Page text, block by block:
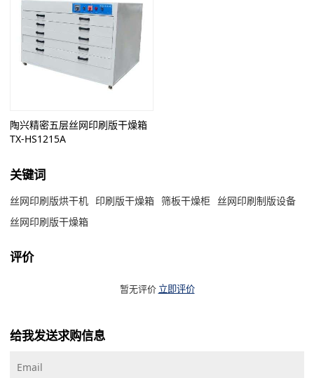
陶兴精密五层丝网印刷版干燥箱
TX-HS1215A
关键词
丝网印刷版烘干机 印刷版干燥箱 筛板干燥柜
丝网印刷制版设备
丝网印刷版干燥箱
评价
暂无评价 立即评价
给我发送求购信息